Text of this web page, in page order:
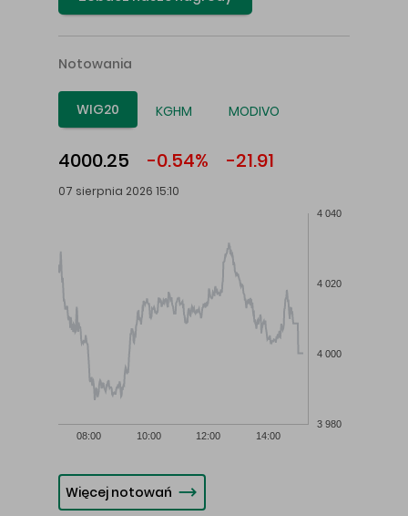
Notowania
WIG20 KGHM MODIVO
4000.25 -0.54% -21.91
07 sierpnia 2026 15:10
08:00 10:00 12:00 14:00
3 980
4 000
4 020
4 040
Więcej notowań